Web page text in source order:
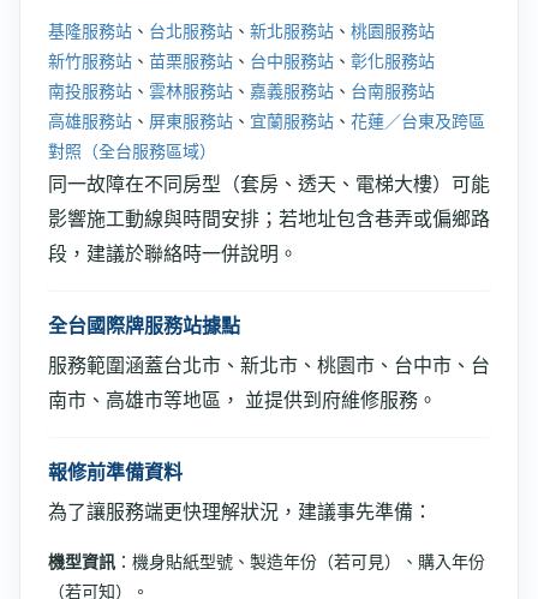
基隆服務站 、 台北服務站 、 新北服務站 、 桃園服務站
新竹服務站 、 苗栗服務站 、 台中服務站 、 彰化服務站
南投服務站 、 雲林服務站 、 嘉義服務站 、 台南服務站
高雄服務站 、 屏東服務站 、 宜蘭服務站 、 花蓮／台東及跨區
對照（全台服務區域）
同一故障在不同房型（套房、透天、電梯大樓）可能
影響施工動線與時間安排；若地址包含巷弄或偏鄉路
段，建議於聯絡時一併說明。
全台國際牌服務站據點
服務範圍涵蓋台北市、新北市、桃園市、台中市、台
南市、高雄市等地區， 並提供到府維修服務。
報修前準備資料
為了讓服務端更快理解狀況，建議事先準備：
機型資訊 ：機身貼紙型號、製造年份（若可見）、購入年份
（若可知）。